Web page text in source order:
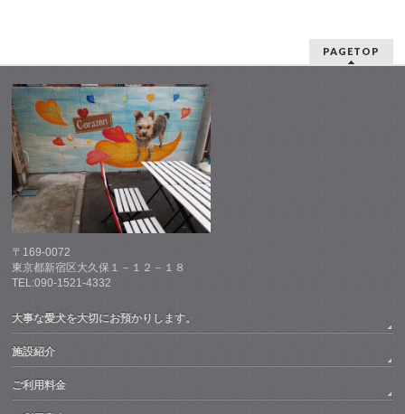
PAGETOP
〒169-0072
東京都新宿区大久保１－１２－１８
TEL:090-1521-4332
大事な愛犬を大切にお預かりします。
施設紹介
ご利用料金